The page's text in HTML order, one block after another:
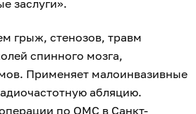
заслуги».
грыж, стенозов, травм
спинного мозга,
Применяет малоинвазивные
абляцию.
по ОМС в Санкт-